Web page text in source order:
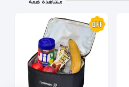
مشاهده همه